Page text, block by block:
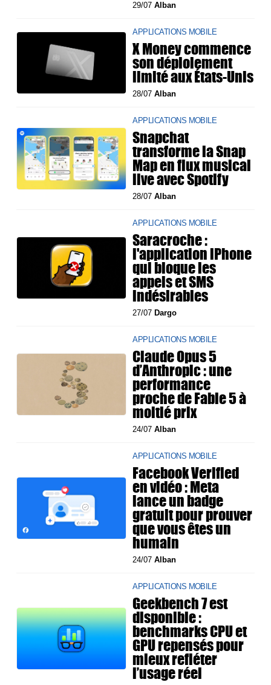
29/07Alban
APPLICATIONS MOBILE
X Money commence
son déploiement
limité aux États-Unis
28/07Alban
APPLICATIONS MOBILE
Snapchat
transforme la Snap
Map en flux musical
live avec Spotify
28/07Alban
APPLICATIONS MOBILE
Saracroche :
l'application iPhone
qui bloque les
appels et SMS
indésirables
27/07 Dargo
APPLICATIONS MOBILE
Claude Opus 5
d’Anthropic : une
performance
proche de Fable 5 à
moitié prix
24/07Alban
APPLICATIONS MOBILE
Facebook Verified
en vidéo : Meta
lance un badge
gratuit pour prouver
que vous êtes un
humain
24/07Alban
APPLICATIONS MOBILE
Geekbench 7 est
disponible :
benchmarks CPU et
GPU repensés pour
mieux refléter
l’usage réel